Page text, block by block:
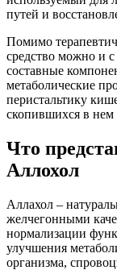
путей и
Помимо
средство можно и
составные
метаболические
перистальтику
скопившихся в
Что
Аллохол
Аллахол –
желчегонными
нормализации
улучшения
организма,